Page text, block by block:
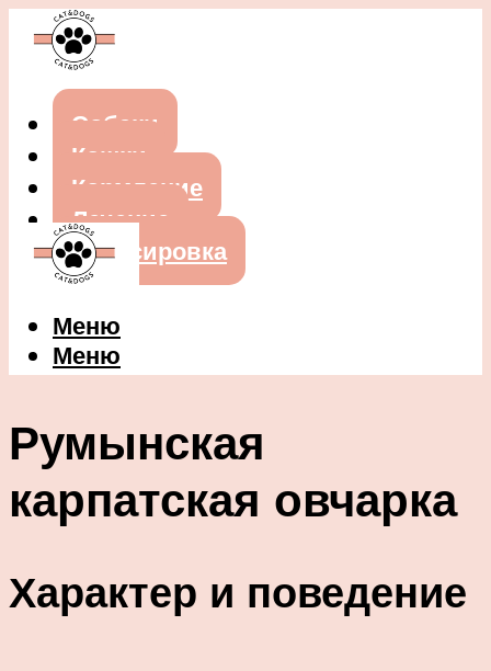
Собаки
Кошки
Кормление
Лечение
Дрессировка
Меню
Меню
Румынская
карпатская овчарка
Характер и поведение